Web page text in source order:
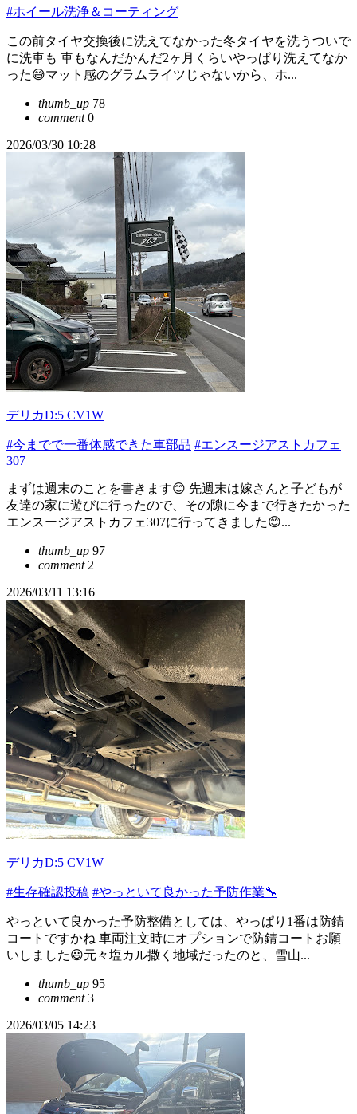
#ホイール洗浄＆コーティング
この前タイヤ交換後に洗えてなかった冬タイヤを洗うついで
に洗車も 車もなんだかんだ2ヶ月くらいやっぱり洗えてなか
った😅マット感のグラムライツじゃないから、ホ...
thumb_up 78
comment0
2026/03/30 10:28
デリカD:5 CV1W
#今までで一番体感できた車部品 #エンスージアストカフェ
307
まずは週末のことを書きます😊 先週末は嫁さんと子どもが
友達の家に遊びに行ったので、その隙に今まで行きたかった
エンスージアストカフェ307に行ってきました😊...
thumb_up 97
comment2
2026/03/11 13:16
デリカD:5 CV1W
#生存確認投稿 #やっといて良かった予防作業🔧
やっといて良かった予防整備としては、やっぱり1番は防錆
コートですかね 車両注文時にオプションで防錆コートお願
いしました😃元々塩カル撒く地域だったのと、雪山...
thumb_up 95
comment3
2026/03/05 14:23